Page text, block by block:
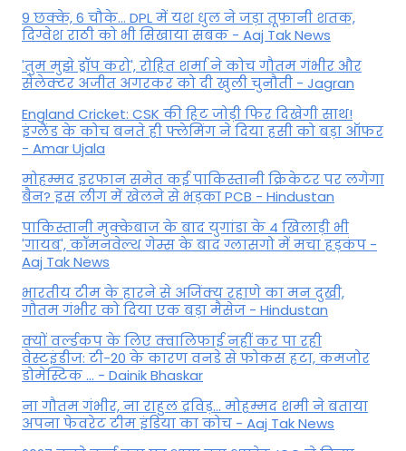
9 छक्के, 6 चौके... DPL में यश धुल ने जड़ा तूफानी शतक,
द‍िग्वेश राठी को भी स‍िखाया सबक - Aaj Tak News
'तुम मुझे ड्रॉप करो', रोहित शर्मा ने कोच गौतम गंभीर और
सेलेक्टर अजीत अगरकर को दी खुली चुनौती - Jagran
England Cricket: CSK की हिट जोड़ी फिर दिखेगी साथ!
इंग्लैंड के कोच बनते ही फ्लेमिंग ने दिया हसी को बड़ा ऑफर
- Amar Ujala
मोहम्मद इरफान समेत कई पाकिस्तानी क्रिकेटर पर लगेगा
बैन? इस लीग में खेलने से भड़का PCB - Hindustan
पाकिस्तानी मुक्केबाज के बाद युगांडा के 4 खिलाड़ी भी
'गायब', कॉमनवेल्थ गेम्स के बाद ग्लासगो में मचा हड़कंप -
Aaj Tak News
भारतीय टीम के हारने से अजिंक्य रहाणे का मन दुखी,
गौतम गंभीर को दिया एक बड़ा मैसेज - Hindustan
क्यों वर्ल्डकप के लिए क्वालिफाई नहीं कर पा रही
वेस्टइंडीज: टी-20 के कारण वनडे से फोकस हटा, कमजोर
डोमेस्टिक ... - Dainik Bhaskar
ना गौतम गंभीर, ना राहुल द्रव‍िड़... मोहम्मद शमी ने बताया
अपना फेवरेट टीम इंड‍िया का कोच - Aaj Tak News